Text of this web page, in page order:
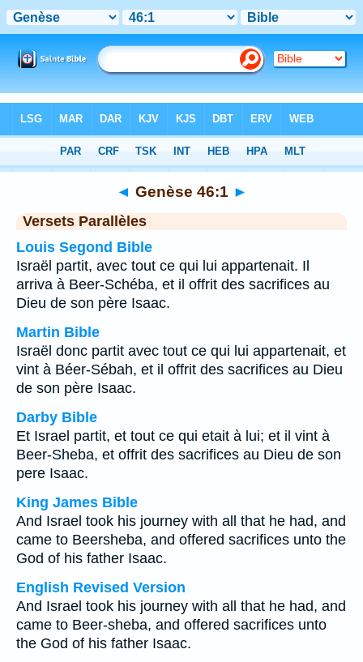
Chapitre 46 > Verset 1
◄ Genèse 46:1 ►
Versets Parallèles
Louis Segond Bible
Israël partit, avec tout ce qui lui appartenait. Il
arriva à Beer-Schéba, et il offrit des sacrifices au
Dieu de son père Isaac.
Martin Bible
Israël donc partit avec tout ce qui lui appartenait, et
vint à Béer-Sébah, et il offrit des sacrifices au Dieu
de son père Isaac.
Darby Bible
Et Israel partit, et tout ce qui etait à lui; et il vint à
Beer-Sheba, et offrit des sacrifices au Dieu de son
pere Isaac.
King James Bible
And Israel took his journey with all that he had, and
came to Beersheba, and offered sacrifices unto the
God of his father Isaac.
English Revised Version
And Israel took his journey with all that he had, and
came to Beer-sheba, and offered sacrifices unto
the God of his father Isaac.